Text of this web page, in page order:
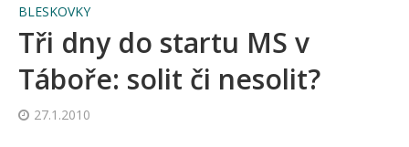
BLESKOVKY
Tři dny do startu MS v
Táboře: solit či nesolit?
27.1.2010